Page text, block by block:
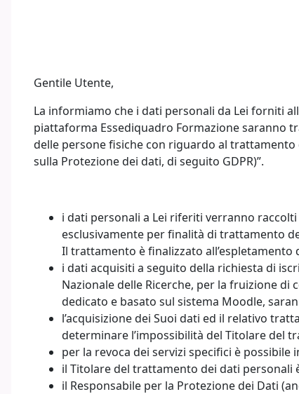
Gentile Utente,
La informiamo che i dati personali da Lei forniti
piattaforma Essediquadro Formazione saranno
delle persone fisiche con riguardo al
sulla Protezione dei dati, di seguito GDPR)”.
i dati personali a Lei riferiti verranno
esclusivamente per finalità di trattamento
Il trattamento è finalizzato
i dati acquisiti a seguito della richiesta di
Nazionale delle Ricerche, per la fruizione di
dedicato e basato sul sistema Moodle,
l’acquisizione dei Suoi dati ed il relativo
determinare l’impossibilità del Titolare del
per la revoca dei servizi specifici è possibile
il Titolare del trattamento dei dati personali
il Responsabile per la Protezione dei Dati